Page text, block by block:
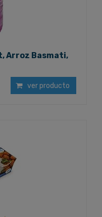
Arroz Basmati,
ver producto